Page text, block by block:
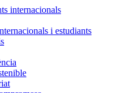
internacionals
i estudiants